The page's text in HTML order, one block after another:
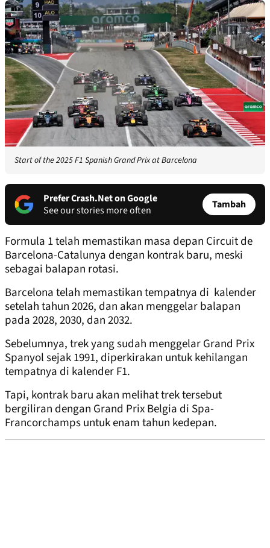
Start of the 2025 F1 Spanish Grand Prix at Barcelona
Prefer Crash.Net on Google
See our stories more often
Tambah
Formula 1 telah memastikan masa depan Circuit de
Barcelona-Catalunya dengan kontrak baru, meski
sebagai balapan rotasi.
Barcelona telah memastikan tempatnya di kalender
setelah tahun 2026, dan akan menggelar balapan
pada 2028, 2030, dan 2032.
Sebelumnya, trek yang sudah menggelar Grand Prix
Spanyol sejak 1991, diperkirakan untuk kehilangan
tempatnya di kalender F1.
Tapi, kontrak baru akan melihat trek tersebut
bergiliran dengan Grand Prix Belgia di Spa-
Francorchamps untuk enam tahun kedepan.